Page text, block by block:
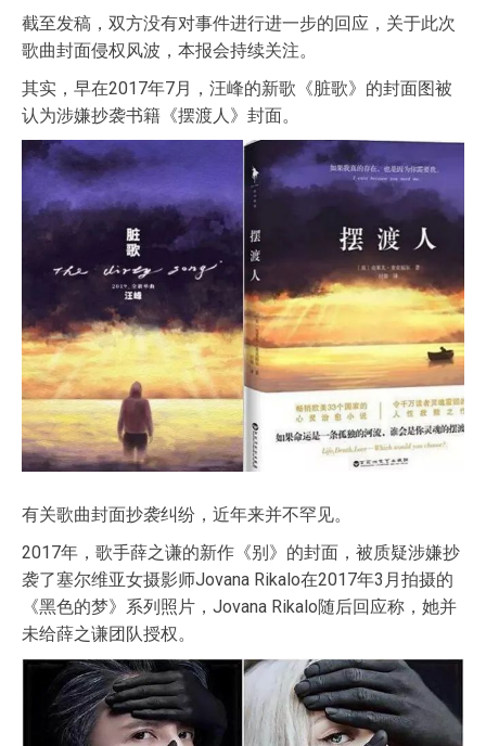
截至发稿，双方没有对事件进行进一步的回应，关于此次
歌曲封面侵权风波，本报会持续关注。
其实，早在2017年7月，汪峰的新歌《脏歌》的封面图被
认为涉嫌抄袭书籍《摆渡人》封面。
有关歌曲封面抄袭纠纷，近年来并不罕见。
2017年，歌手薛之谦的新作《别》的封面，被质疑涉嫌抄
袭了塞尔维亚女摄影师Jovana Rikalo在2017年3月拍摄的
《黑色的梦》系列照片，Jovana Rikalo随后回应称，她并
未给薛之谦团队授权。